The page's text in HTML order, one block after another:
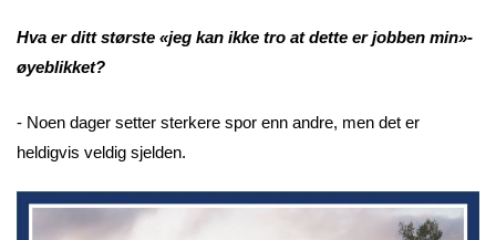
Hva er ditt største «jeg kan ikke tro at dette er jobben min»-
øyeblikket?
- Noen dager setter sterkere spor enn andre, men det er
heldigvis veldig sjelden.